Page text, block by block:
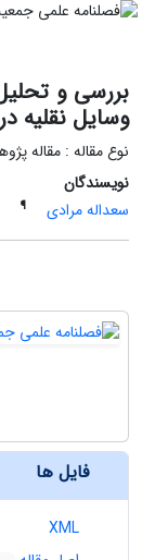
بررسی و
وسایل نقلیه
نوع مقاله : مقاله
نویسندگان
سعداله مرادی
¶
فایل ها
XML